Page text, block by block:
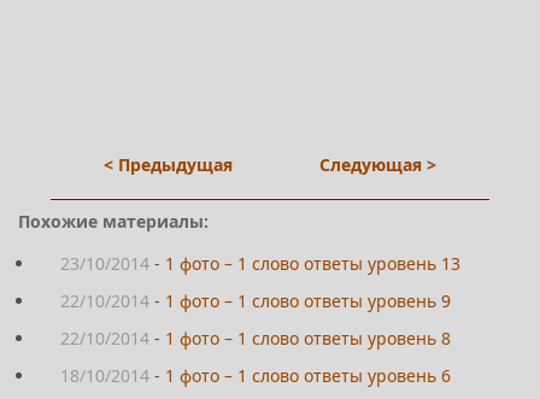
< Предыдущая Следующая >
Похожие материалы:
23/10/2014 - 1 фото – 1 слово ответы уровень 13
22/10/2014 - 1 фото – 1 слово ответы уровень 9
22/10/2014 - 1 фото – 1 слово ответы уровень 8
18/10/2014 - 1 фото – 1 слово ответы уровень 6